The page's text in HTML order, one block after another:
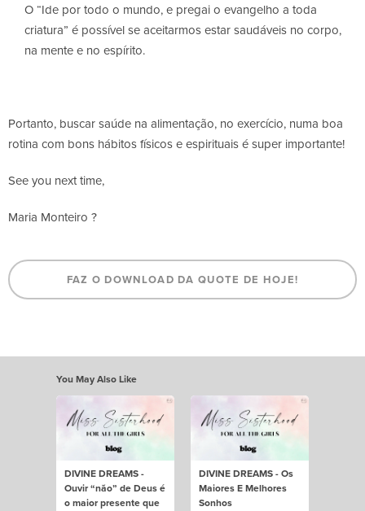
O “Ide por todo o mundo, e pregai o evangelho a toda
criatura” é possível se aceitarmos estar saudáveis no corpo,
na mente e no espírito.
Portanto, buscar saúde na alimentação, no exercício, numa boa
rotina com bons hábitos físicos e espirituais é super importante!
See you next time,
Maria Monteiro ?
FAZ O DOWNLOAD DA QUOTE DE HOJE!
You May Also Like
DIVINE DREAMS -
Ouvir “não” de Deus é
o maior presente que
DIVINE DREAMS - Os
Maiores E Melhores
Sonhos